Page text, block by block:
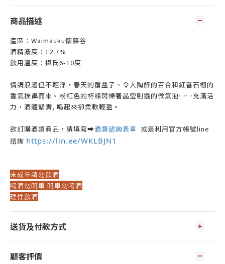
商品描述
產區：Waimauku懷慕谷
酒精濃度：12.7%
飲用溫度：攝氏6-10度
情調浪漫但不輕浮，春天的覆盆子、令人陶醉的百合和紅番石榴的
香氣撲鼻而來。粉紅色的杯緣閃爍著晶瑩剔透的微氣泡……充滿活
力，酒體緊實, 喝起來卻柔軟輕盈。
欲訂購酒類商品，請填寫➡️酒類諮詢表單 或是利用官方帳號line
諮詢 https://lin.ee/WKLBJN1
未成年請勿飲酒
喝酒勿開車 開車勿喝酒
理性飲酒
送貨及付款方式
顧客評價